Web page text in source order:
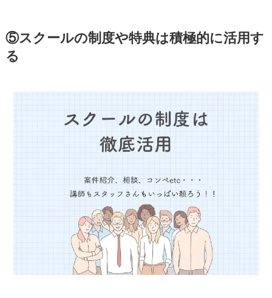
⑤スクールの制度や特典は積極的に活用す
る